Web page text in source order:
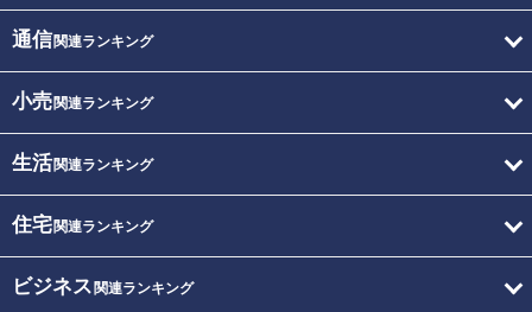
通信関連ランキング
小売関連ランキング
生活関連ランキング
住宅関連ランキング
ビジネス 関連ランキング